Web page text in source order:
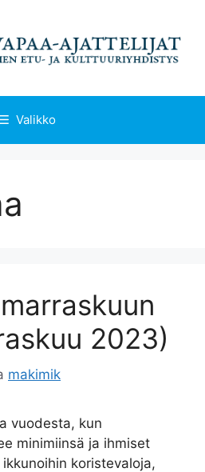
Valikko
2023)
makimik
vuodesta, kun
minimiinsä ja ihmiset
koristevaloja,